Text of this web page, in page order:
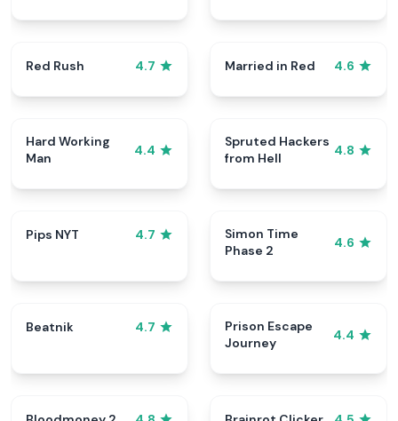
Red Rush 4.7 Married in Red 4.6
Hard Working
Man
4.4
Spruted Hackers
from Hell
4.8
Pips NYT 4.7
Simon Time
Phase 2
4.6
Beatnik 4.7
Prison Escape
Journey
4.4